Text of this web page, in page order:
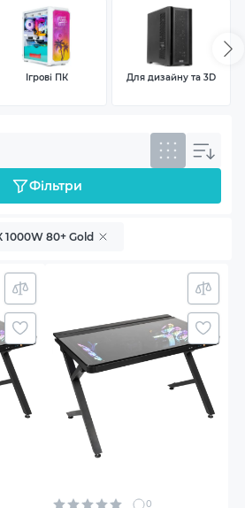
Ігрові ПК Для дизайну та 3D
Фільтри
1000W 80+ Gold
0